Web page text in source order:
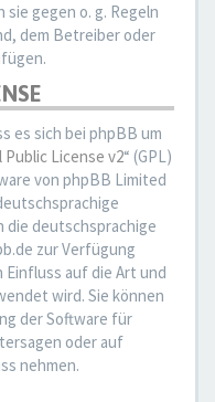
gegen o. g. Regeln
dem Betreiber oder
es sich bei phpBB um
Public License v2“ (GPL)
von phpBB Limited
die deutschsprachige
zur Verfügung
auf die Art und
wird. Sie können
der Software für
oder auf
nehmen.